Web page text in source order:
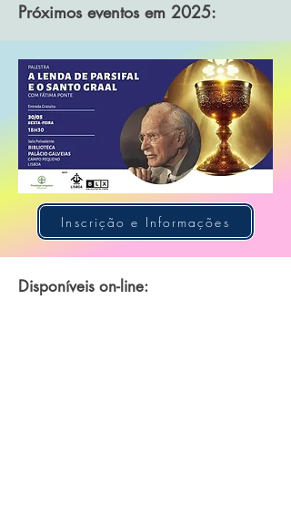
Próximos eventos em 2025:
Inscrição e Informações
Disponíveis on-line: